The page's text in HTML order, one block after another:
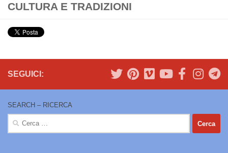
CULTURA E TRADIZIONI
SEGUICI:
SEARCH – RICERCA
Ricerca